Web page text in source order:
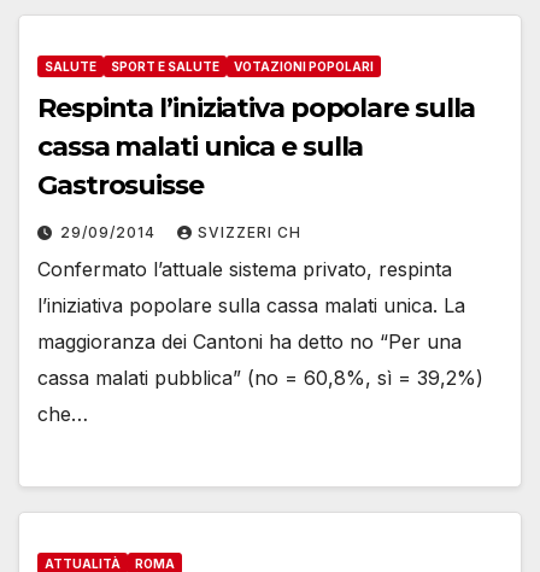
SALUTE SPORT E SALUTE VOTAZIONI POPOLARI
Respinta l’iniziativa popolare sulla
cassa malati unica e sulla
Gastrosuisse
29/09/2014 SVIZZERI CH
Confermato l’attuale sistema privato, respinta
l’iniziativa popolare sulla cassa malati unica. La
maggioranza dei Cantoni ha detto no “Per una
cassa malati pubblica” (no = 60,8%, sì = 39,2%)
che…
ATTUALITÀ ROMA